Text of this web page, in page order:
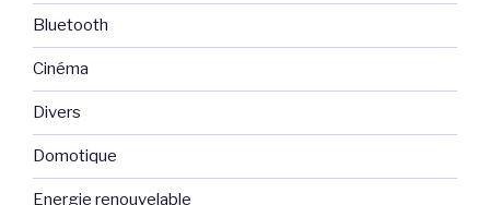
Bluetooth
Cinéma
Divers
Domotique
Energie renouvelable